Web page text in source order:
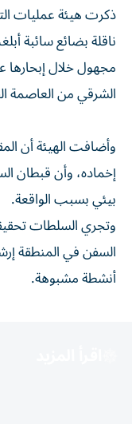
ذكرت هيئة ‌عمليات
ناقلة ‌بضائع سائبة
الشرقي من العاصمة
وأضافت الهيئة أن
إخماده، وأن قبطان
بيئي ​بسبب الواقعة.
وتجري ‌السلطات
السفن في المنطقة
أنشطة مشبوهة.